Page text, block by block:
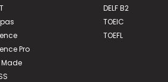
Pro
Made
DELF B2
TOEIC
TOEFL